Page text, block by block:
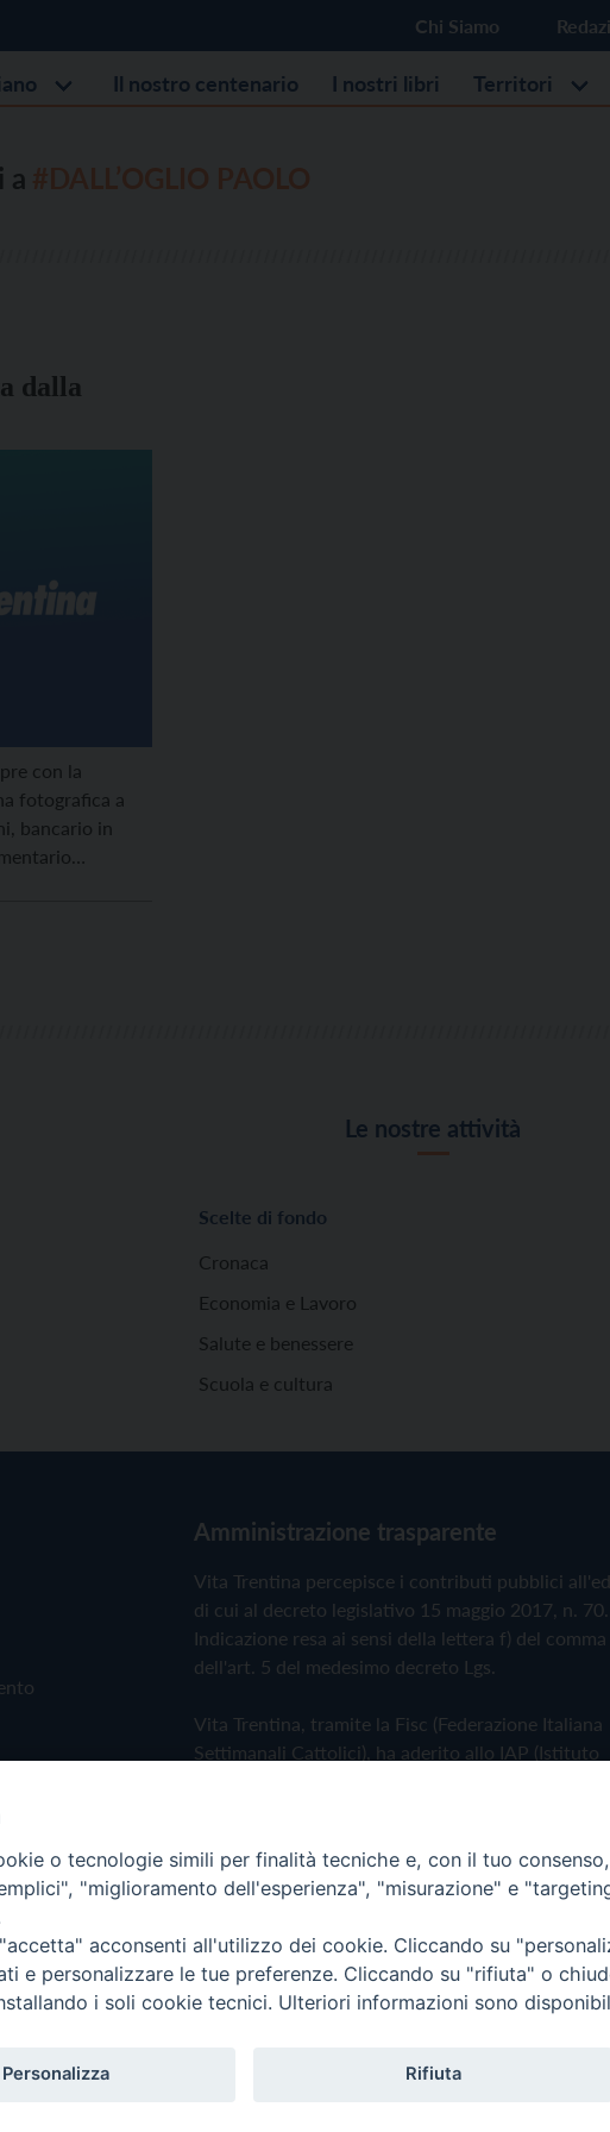
Chi Siamo
Il nostro centenario I nostri libri Territori
a
dalla
con la
fotografica a
bancario in
Le nostre attività
Scelte di fondo
Cronaca
Economia e Lavoro
Salute e benessere
Scuola e cultura
Amministrazione trasparente
Vita Trentina percepisce i contributi pubblici
di cui al decreto legislativo 15 maggio 2017, n. 70.
Indicazione resa ai sensi della lettera f) del comma
dell'art. 5 del medesimo decreto Lgs.
Vita Trentina, tramite la Fisc (Federazione Italiana
Settimanali Cattolici), ha aderito allo IAP (Istituto
Privacy Policy Cookie Policy
- Vita Trentina Editrice
o tecnologie simili per finalità tecniche e, con il tuo
"miglioramento dell'esperienza", "misurazione" e
acconsenti all'utilizzo dei cookie. Cliccando su
e personalizzare le tue preferenze. Cliccando su "rifiuta" o
i soli cookie tecnici. Ulteriori informazioni sono
Personalizza Rifiuta